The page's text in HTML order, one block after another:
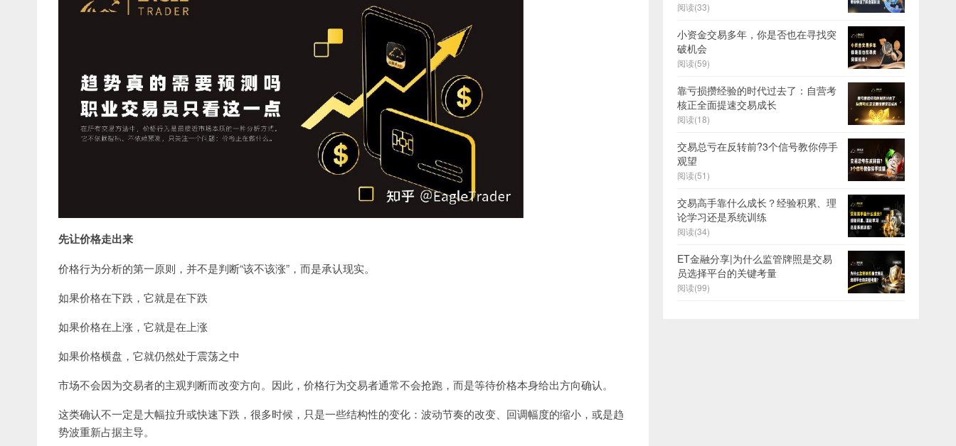
先让价格走出来
价格行为分析的第一原则，并不是判断“该不该涨”，而是承认现实。
如果价格在下跌，它就是在下跌
如果价格在上涨，它就是在上涨
如果价格横盘，它就仍然处于震荡之中
市场不会因为交易者的主观判断而改变方向。因此，价格行为交易者通常不会抢跑，而是等待价格本身给出方向确认。
这类确认不一定是大幅拉升或快速下跌，很多时候，只是一些结构性的变化：波动节奏的改变、回调幅度的缩小，或是趋
势波重新占据主导。
阅读(33)
小资金交易多年，你是否也在寻找突
破机会
阅读(59)
靠亏损攒经验的时代过去了：自营考
核正全面提速交易成长
阅读(18)
交易总亏在反转前?3个信号教你停手
观望
阅读(51)
交易高手靠什么成长？经验积累、理
论学习还是系统训练
阅读(34)
ET金融分享|为什么监管牌照是交易
员选择平台的关键考量
阅读(99)